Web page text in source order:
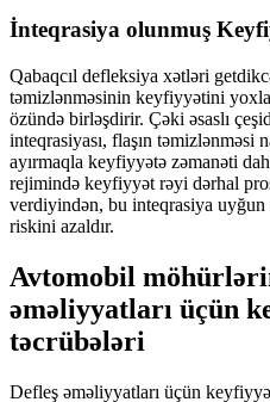
İnteqrasiya olunmuş
Qabaqcıl defleksiya xətləri
təmizlənməsinin keyfiyyətini
özündə birləşdirir. Çəki əsaslı
inteqrasiyası, flaşın təmizlənməsi
ayırmaqla keyfiyyətə zəmanəti
rejimində keyfiyyət rəyi dərhal
verdiyindən, bu inteqrasiya uyğun
riskini azaldır.
Avtomobil
əməliyyatları üçün
təcrübələri
Defleş əməliyyatları üçün